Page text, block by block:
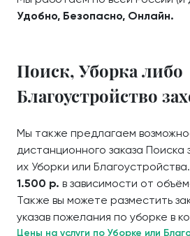
Удобно, Безопасно, Онлайн.
Поиск, Уборка либо
Благоустройство
Мы также предлагаем
дистанционного заказа Поиска
их Уборки или
1.500 р. в зависимости от
Также вы можете разместить
указав пожелания по уборке в
Цены на услуги по Уборке или